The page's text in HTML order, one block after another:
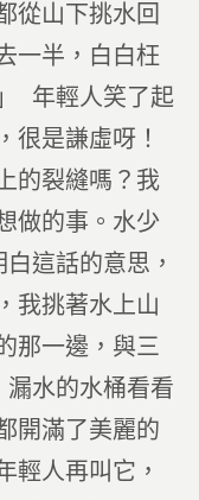
從山下挑水回
一半，白白枉
年輕人笑了起
很是謙虛呀！
的裂縫嗎？我
做的事。水少
這話的意思，
我挑著水上山
那一邊，與三
水的水桶看看
開滿了美麗的
輕人再叫它，